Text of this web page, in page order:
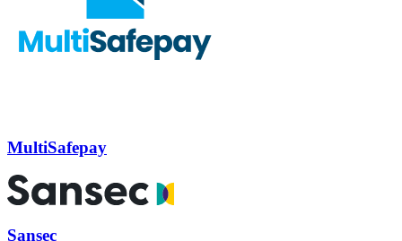
MultiSafepay
Sansec